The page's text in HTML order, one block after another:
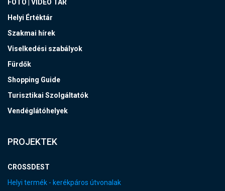
FOTÓ | VIDEÓ TÁR
Helyi Értéktár
Szakmai hírek
Viselkedési szabályok
Fürdők
Shopping Guide
Turisztikai Szolgáltatók
Vendéglátóhelyek
PROJEKTEK
CROSSDEST
Helyi termék - kerékpáros útvonalak